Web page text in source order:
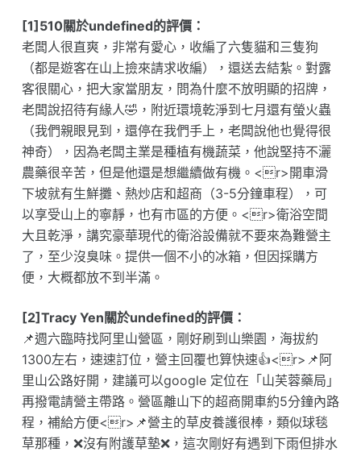
[1]510關於undefined的評價：
老闆人很直爽，非常有愛心，收編了六隻貓和三隻狗
（都是遊客在山上撿來請求收編），還送去結紮。對露
客很關心，把大家當朋友，問為什麼不放明顯的招牌，
老闆說招待有緣人🤣，附近環境乾淨到七月還有螢火蟲
（我們親眼見到，還停在我們手上，老闆說他也覺得很
神奇），因為老闆主業是種植有機蔬菜，他說堅持不灑
農藥很辛苦，但是他還是想繼續做有機。<r>開車滑
下坡就有生鮮攤、熱炒店和超商（3-5分鐘車程），可
以享受山上的寧靜，也有市區的方便。<r>衛浴空間
大且乾淨，講究豪華現代的衛浴設備就不要來為難營主
了，至少沒臭味。提供一個不小的冰箱，但因採購方
便，大概都放不到半滿。
[2]Tracy Yen關於undefined的評價：
📌週六臨時找阿里山營區，剛好刷到山樂園，海拔約
1300左右，速速訂位，營主回覆也算快速👍<r>📌阿
里山公路好開，建議可以google 定位在「山芙蓉藥局」
再撥電請營主帶路。營區離山下的超商開車約5分鐘內路
程，補給方便<r>📌營主的草皮養護很棒，類似球毯
草那種，❌沒有附護草墊❌，這次剛好有遇到下雨但排水